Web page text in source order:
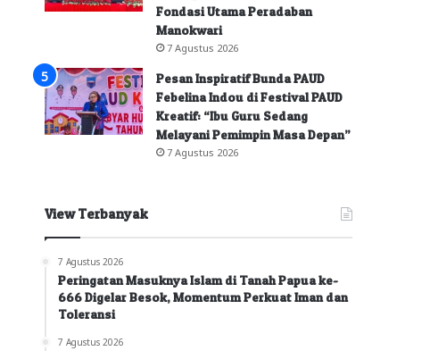
Fondasi Utama Peradaban
Manokwari
7 Agustus 2026
Pesan Inspiratif Bunda PAUD
Febelina Indou di Festival PAUD
Kreatif: “Ibu Guru Sedang
Melayani Pemimpin Masa Depan”
7 Agustus 2026
View Terbanyak
7 Agustus 2026
Peringatan Masuknya Islam di Tanah Papua ke-
666 Digelar Besok, Momentum Perkuat Iman dan
Toleransi
7 Agustus 2026